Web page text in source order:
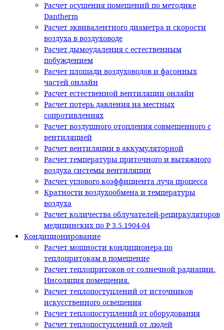
Расчет осушения помещений по методике
Dantherm
Расчет эквивалентного диаметра и скорости
воздуха в воздуховоде
Расчет дымоудаления с естественным
побуждением
Расчет площади воздуховодов и фасонных
частей онлайн
Расчет естественной вентиляции онлайн
Расчет потерь давления на местных
сопротивлениях
Расчет воздушного отопления совмещенного с
вентиляцией
Расчет вентиляции в аккумуляторной
Расчет температуры приточного и вытяжного
воздуха системы вентиляции
Расчет углового коэффициента луча процесса
Кратности воздухообмена и температуры
воздуха
Расчет количества облучателей-рециркуляторов
медицинских по Р 3.5.1904-04
Кондиционирование
Расчет мощности кондиционера по
теплопритокам в помещение
Расчет теплопритоков от солнечной радиации.
Инсоляция помещения.
Расчет теплопоступлений от источников
искусственного освещения
Расчет теплопоступлений от оборудования
Расчет теплопоступлений от людей